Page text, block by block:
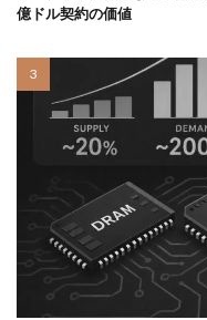
億ドル契約の価値